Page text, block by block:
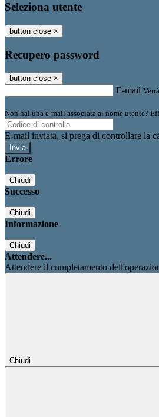
Seleziona utente
button close ×
Recupero password
button close ×
E-mail
Non hai una e-mail associata al nome utente?
E-mail inviata, si prega di controllare la
Errore
Chiudi
Successo
Chiudi
Informazione
Chiudi
Attendere...
Attendere il completamento
Chiudi